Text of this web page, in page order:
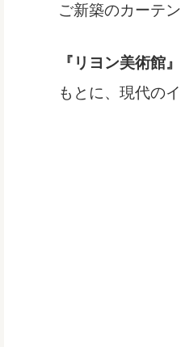
ご新築のカーテ
『リヨン美術館』
もとに、現代の